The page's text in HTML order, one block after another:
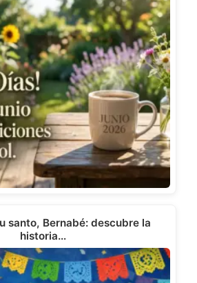
santo, Bernabé: descubre la
historia…